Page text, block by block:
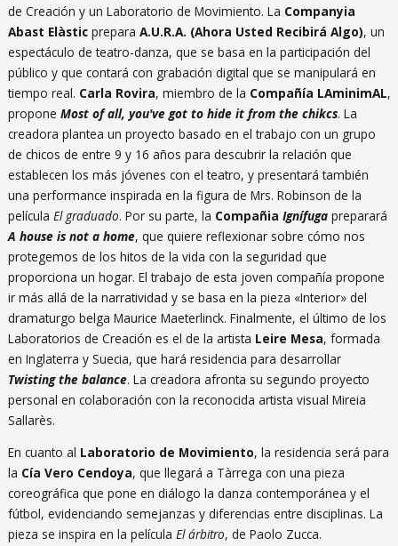
de Creación y un Laboratorio de Movimiento. La Companyia
Abast Elàsticprepara A.U.R.A. (Ahora Usted Recibirá Algo), un
espectáculo de teatro-danza, que se basa en la participación del
público y que contará con grabación digital que se manipulará en
tiempo real. Carla Rovira, miembro de la Compañía LAminimAL,
propone Most of all, you've got to hide it from the chikcs. La
creadora plantea un proyecto basado en el trabajo con un grupo
de chicos de entre 9 y 16 años para descubrir la relación que
establecen los más jóvenes con el teatro, y presentará también
una performance inspirada en la figura de Mrs. Robinson de la
película El graduado. Por su parte, la Compañia Ignífugapreparará
A house is not a home, que quiere reflexionar sobre cómo nos
protegemos de los hitos de la vida con la seguridad que
proporciona un hogar. El trabajo de esta joven compañía propone
ir más allá de la narratividad y se basa en la pieza «Interior» del
dramaturgo belga Maurice Maeterlinck. Finalmente, el último de los
Laboratorios de Creación es el de la artista Leire Mesa, formada
en Inglaterra y Suecia, que hará residencia para desarrollar
Twisting the balance. La creadora afronta su segundo proyecto
personal en colaboración con la reconocida artista visual Mireia
Sallarès.
En cuanto al Laboratorio de Movimiento, la residencia será para
la Cía Vero Cendoya, que llegará a Tàrrega con una pieza
coreográfica que pone en diálogo la danza contemporánea y el
fútbol, evidenciando semejanzas y diferencias entre disciplinas. La
pieza se inspira en la película El árbitro, de Paolo Zucca.